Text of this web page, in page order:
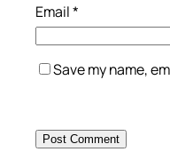
Email*
Save my name,